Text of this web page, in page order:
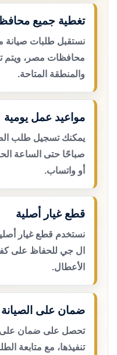
تغطية جميع
نستقبل طلبات
محافظات مصر، ويتم
والمنطقة المتاحة.
مواعيد عمل يومية
يمكنك تسجيل طلب
صباحًا حتى الساعة
أو واتساب.
قطع غيار أصلية
نستخدم قطع غيار
ال جي للحفاظ على
الأعطال.
ضمان على الصيانة
تحصل على ضمان على
تنفيذها، مع متابعة